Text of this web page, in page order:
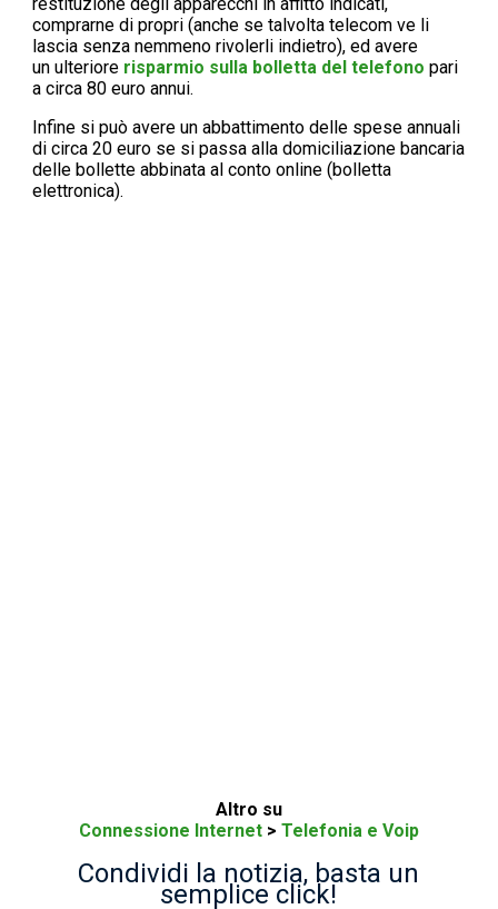
comprarne di propri (anche se talvolta telecom ve li
lascia senza nemmeno rivolerli indietro), ed avere
un ulteriore risparmio sulla bolletta del telefono pari
a circa 80 euro annui.
Infine si può avere un abbattimento delle spese annuali
di circa 20 euro se si passa alla domiciliazione bancaria
delle bollette abbinata al conto online (bolletta
elettronica).
Altro su
Connessione Internet> Telefonia e Voip
Condividi la notizia, basta un
semplice click!